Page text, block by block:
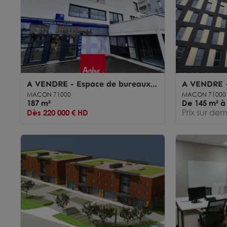
A VENDRE - Espace de bureaux
191 m2 - MACON CENTRE VILLE
MACON 71000
187 m²
Dès 220 000 € HD
A VENDRE
PROCHE
bureaux
normes
MACON 71000
De 145 m² à
Prix sur